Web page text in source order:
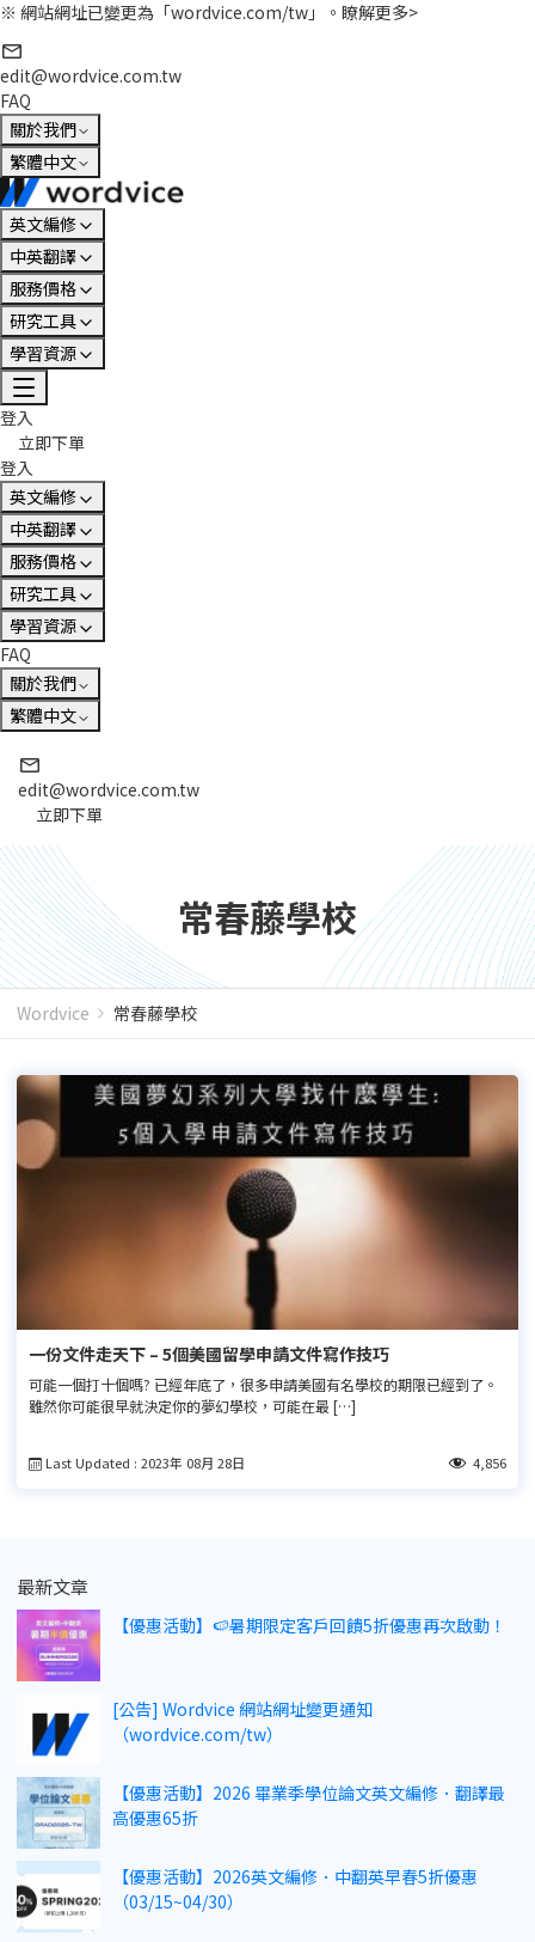
※ 網站網址已變更為「wordvice.com/tw」。 瞭解更多>
edit@wordvice.com.tw
FAQ
關於我們
繁體中文
英文編修
中英翻譯
服務價格
研究工具
學習資源
登入
立即下單
登入
英文編修
中英翻譯
服務價格
研究工具
學習資源
FAQ
關於我們
繁體中文
edit@wordvice.com.tw
立即下單
常春藤學校
Wordvice 常春藤學校
一份文件走天下 – 5個美國留學申請文件寫作技巧
可能一個打十個嗎? 已經年底了，很多申請美國有名學校的期限已經到了。
雖然你可能很早就決定你的夢幻學校，可能在最 […]
Last Updated : 2023年 08月 28日 4,856
最新文章
【優惠活動】🍉暑期限定客戶回饋5折優惠再次啟動！
[公告] Wordvice 網站網址變更通知
（wordvice.com/tw）
【優惠活動】2026 畢業季學位論文英文編修．翻譯最
高優惠65折
【優惠活動】2026英文編修．中翻英早春5折優惠
（03/15~04/30）